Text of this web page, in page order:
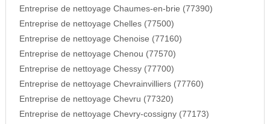
Entreprise de nettoyage Chaumes-en-brie (77390)
Entreprise de nettoyage Chelles (77500)
Entreprise de nettoyage Chenoise (77160)
Entreprise de nettoyage Chenou (77570)
Entreprise de nettoyage Chessy (77700)
Entreprise de nettoyage Chevrainvilliers (77760)
Entreprise de nettoyage Chevru (77320)
Entreprise de nettoyage Chevry-cossigny (77173)